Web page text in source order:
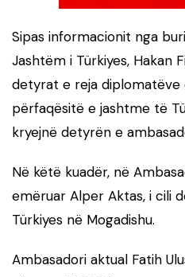
Sipas informacionit nga
Jashtëm i Türkiyes, Hakan
detyrat e reja
përfaqësitë e jashtme të
kryejnë detyrën e
Në këtë kuadër, në
emëruar Alper Aktas, i cili
Türkiyes në Mogadishu.
Ambasadori aktual Fatih